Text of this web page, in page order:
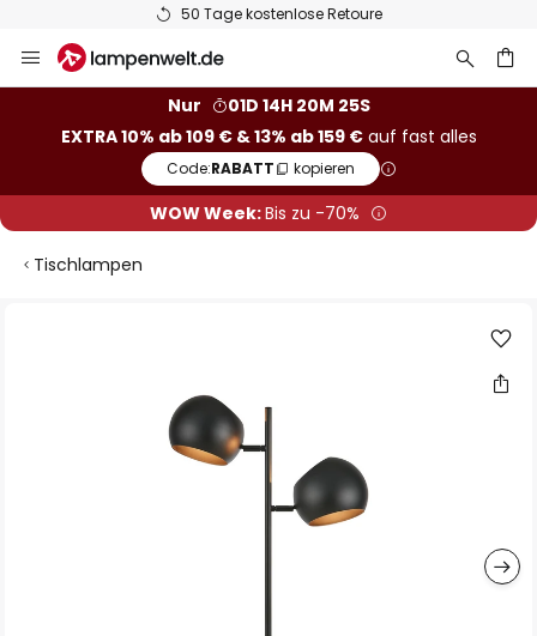
50 Tage kostenlose Retoure
Inhalt
Nur
01D 14H 20M 24S
EXTRA 10% ab 109 € & 13% ab 159 €auf fast alles
Code:RABATT kopieren
WOW Week:Bis zu -70%
Tischlampen